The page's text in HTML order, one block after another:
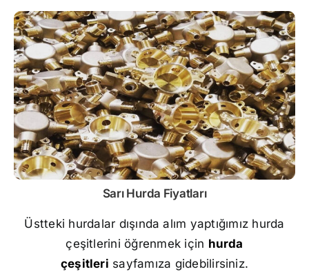
Sarı Hurda Fiyatları
Üstteki hurdalar dışında alım yaptığımız hurda
çeşitlerini öğrenmek için hurda
çeşitleri sayfamıza gidebilirsiniz.